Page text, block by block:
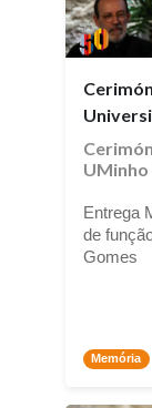
UMinho
Entrega
de
Gomes
Memória